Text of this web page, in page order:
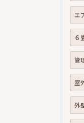
エ
６
管
室
外